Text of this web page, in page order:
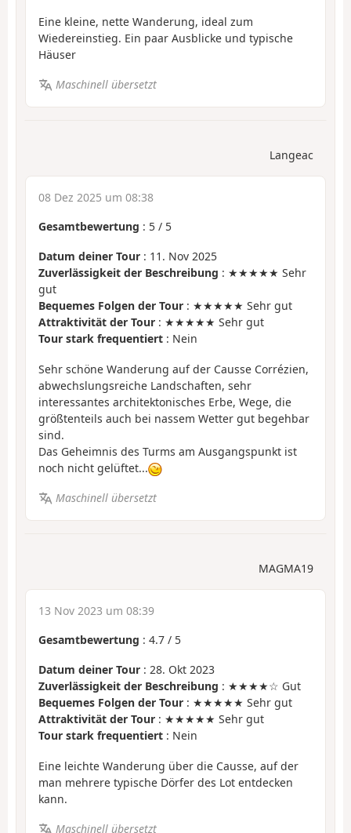
Eine kleine, nette Wanderung, ideal zum
Wiedereinstieg. Ein paar Ausblicke und typische
Häuser
Maschinell übersetzt
Langeac
08 Dez 2025 um 08:38
Gesamtbewertung : 5 / 5
Datum deiner Tour : 11. Nov 2025
Zuverlässigkeit der Beschreibung : ★★★★★ Sehr
gut
Bequemes Folgen der Tour : ★★★★★ Sehr gut
Attraktivität der Tour : ★★★★★ Sehr gut
Tour stark frequentiert : Nein
Sehr schöne Wanderung auf der Causse Corrézien,
abwechslungsreiche Landschaften, sehr
interessantes architektonisches Erbe, Wege, die
größtenteils auch bei nassem Wetter gut begehbar
sind.
Das Geheimnis des Turms am Ausgangspunkt ist
noch nicht gelüftet...
Maschinell übersetzt
MAGMA19
13 Nov 2023 um 08:39
Gesamtbewertung : 4.7 / 5
Datum deiner Tour : 28. Okt 2023
Zuverlässigkeit der Beschreibung : ★★★★☆ Gut
Bequemes Folgen der Tour : ★★★★★ Sehr gut
Attraktivität der Tour : ★★★★★ Sehr gut
Tour stark frequentiert : Nein
Eine leichte Wanderung über die Causse, auf der
man mehrere typische Dörfer des Lot entdecken
kann.
Maschinell übersetzt